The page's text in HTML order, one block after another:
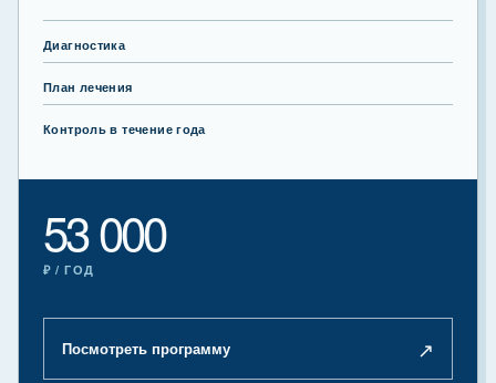
Диагностика
План лечения
Контроль в течение года
53 000
₽ / ГОД
Посмотреть программу ↗